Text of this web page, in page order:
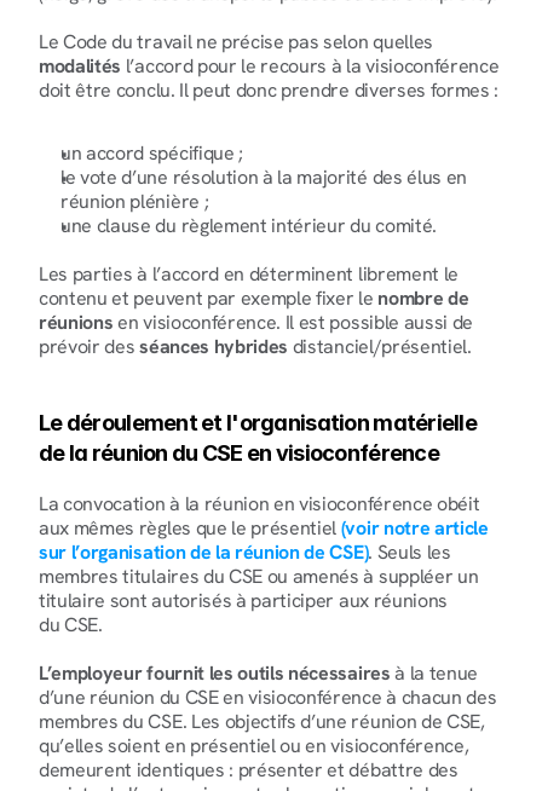
modalités l’accord pour le recours à la visioconférence
doit être conclu. Il peut donc prendre diverses formes :
un accord spécifique ;
le vote d’une résolution à la majorité des élus en
réunion plénière ;
une clause du règlement intérieur du comité.
Les parties à l’accord en déterminent librement le
contenu et peuvent par exemple fixer le nombre de
réunions en visioconférence. Il est possible aussi de
prévoir des séances hybrides distanciel/présentiel.
Le déroulement et l'organisation matérielle
de la réunion du CSE en visioconférence
La convocation à la réunion en visioconférence obéit
aux mêmes règles que le présentiel (voir notre article
sur l’organisation de la réunion de CSE). Seuls les
membres titulaires du CSE ou amenés à suppléer un
titulaire sont autorisés à participer aux réunions
du CSE.
L’employeur fournit les outils nécessaires à la tenue
d’une réunion du CSE en visioconférence à chacun des
membres du CSE. Les objectifs d’une réunion de CSE,
qu’elles soient en présentiel ou en visioconférence,
demeurent identiques : présenter et débattre des